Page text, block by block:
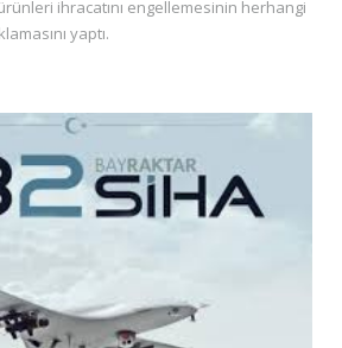
ihracatını engellemesinin herhangi
yaptı.